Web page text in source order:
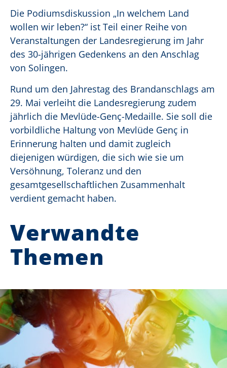
Die Podiumsdiskussion „In welchem Land
wollen wir leben?“ ist Teil einer Reihe von
Veranstaltungen der Landesregierung im Jahr
des 30-jährigen Gedenkens an den Anschlag
von Solingen.
Rund um den Jahrestag des Brandanschlags am
29. Mai verleiht die Landesregierung zudem
jährlich die Mevlüde-Genç-Medaille. Sie soll die
vorbildliche Haltung von Mevlüde Genç in
Erinnerung halten und damit zugleich
diejenigen würdigen, die sich wie sie um
Versöhnung, Toleranz und den
gesamtgesellschaftlichen Zusammenhalt
verdient gemacht haben.
Verwandte
Themen